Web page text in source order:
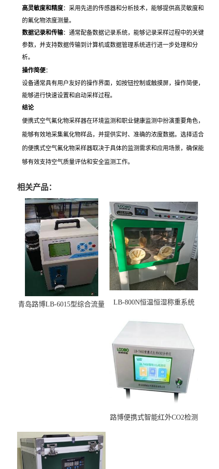
高灵敏度和精度：采用先进的传感器和分析技术，能够提供高灵敏度和
的氟化物浓度测量。
数据记录和传输：通常配备数据记录系统，能够记录采样过程中的关键
参数，并支持数据传输到计算机或数据管理系统进行进一步处理和分
析。
操作简便：
设备通常具有用户友好的操作界面，如按钮控制或触摸屏，操作简便，
能够进行快速设置和启动采样过程。
结论
便携式空气氟化物采样器在环境监测和职业健康监测中扮演重要角色，
能够有效地采集氟化物样品，并提供实时、准确的浓度数据。选择适合
的便携式空气氟化物采样器取决于具体的监测需求和应用场景，确保能
够有效支持空气质量评估和安全监测工作。
相关产品：
青岛路博LB-6015型综合流量
LB-800N恒温恒湿称重系统
路博便携式智能红外CO2检测